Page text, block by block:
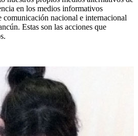
en los medios informativos
comunicación nacional e internacional
Estas son las acciones que